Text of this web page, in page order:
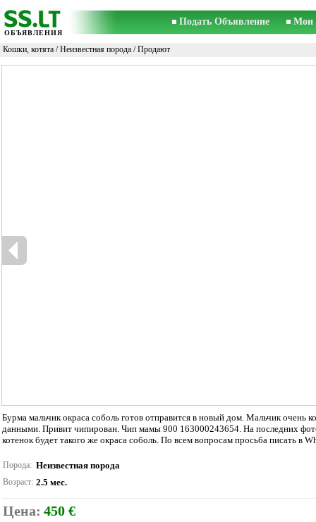
ОБЪЯВЛЕНИЯ
Подать Объявление Мои
Кошки, котята /Неизвестная порода / Продают
Бурма мальчик окраса соболь готов отправится в новый дом. Мальчик
данными. Привит чипирован. Чип мамы 900 163000243654. На последних
котенок будет такого же окраса соболь. По всем вопросам просьба писать в
Порода: Неизвестная порода
Возраст: 2.5 мес.
Цена: 450 €